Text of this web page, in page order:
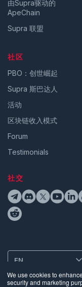
We use cookies to
security and marketing
由Supra驱动的
ApeChain
Supra 联盟
社区
PBO：创世崛起
Supra 斯巴达人
活动
区块链收入模式
Forum
Testimonials
社交
EN